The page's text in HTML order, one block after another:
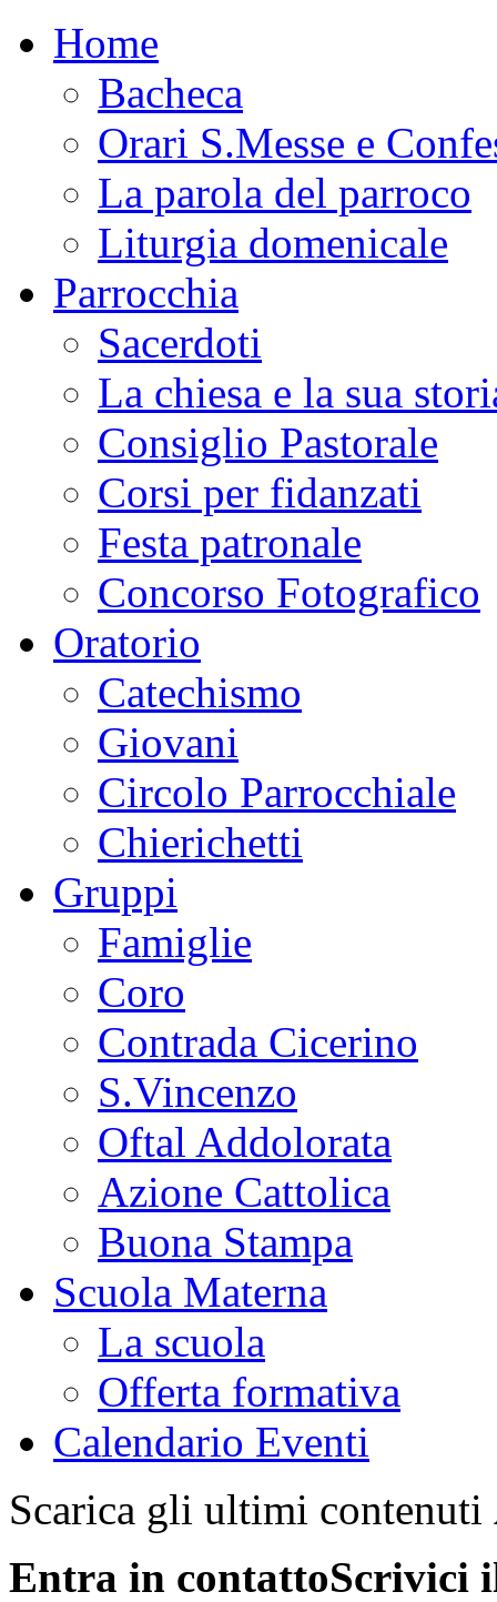
Home
Bacheca
Orari S.Messe e
La parola del parroco
Liturgia domenicale
Parrocchia
Sacerdoti
La chiesa e la sua
Consiglio Pastorale
Corsi per fidanzati
Festa patronale
Concorso Fotografico
Oratorio
Catechismo
Giovani
Circolo Parrocchiale
Chierichetti
Gruppi
Famiglie
Coro
Contrada Cicerino
S.Vincenzo
Oftal Addolorata
Azione Cattolica
Buona Stampa
Scuola Materna
La scuola
Offerta formativa
Calendario Eventi
Scarica gli ultimi contenuti
Entra in contattoScrivici